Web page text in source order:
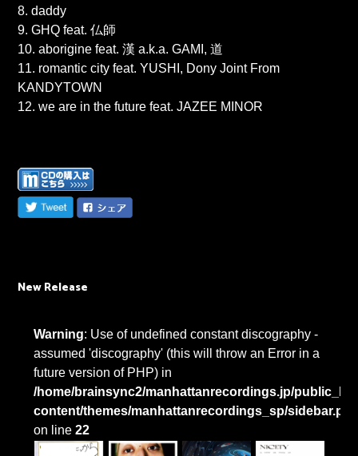
8. daddy
9. GHQ feat. 仏師
10. aborigine feat. 漢 a.k.a. GAMI, 道
11. romantic city feat. YUSHI, Dony Joint From
KANDYTOWN
12. we are in the future feat. JAZEE MINOR
New Release
Warning: Use of undefined constant discography -
assumed 'discography' (this will throw an Error in a
future version of PHP) in
/home/brainsync2/manhattanrecordings.jp/
content/themes/manhattanrecordings_sp/
on line22